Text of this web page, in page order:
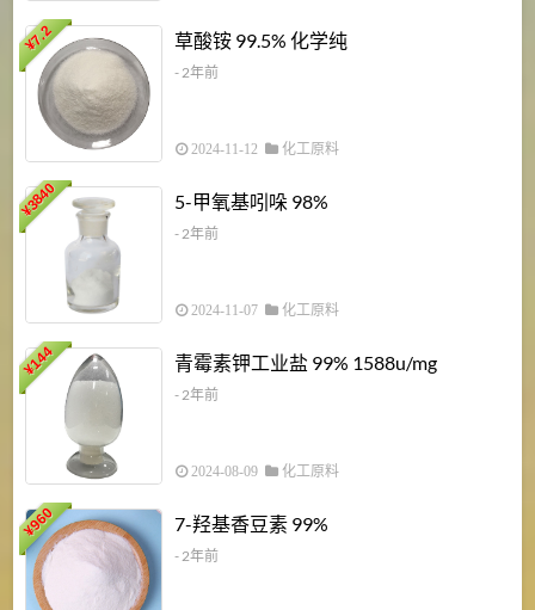
¥
7.2 草酸铵 99.5% 化学纯
- 2年前
2024-11-12 化工原料
¥
3840 5-甲氧基吲哚 98%
- 2年前
2024-11-07 化工原料
¥
144 青霉素钾工业盐 99% 1588u/mg
- 2年前
2024-08-09 化工原料
¥
960 7-羟基香豆素 99%
- 2年前